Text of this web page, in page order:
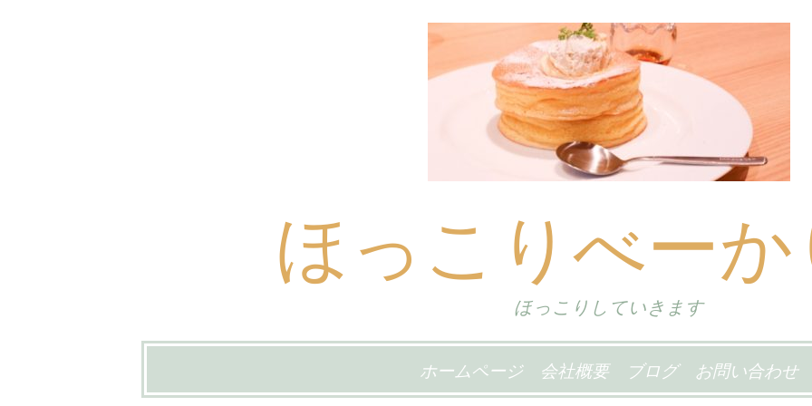
ほっこりべー
ほっこりしていきます
ン
ホームページ 会社概要 ブログ お問い合わせ